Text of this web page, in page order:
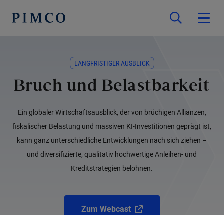
LANGFRISTIGER AUSBLICK
Bruch und Belastbarkeit
Ein globaler Wirtschaftsausblick, der von brüchigen Allianzen,
fiskalischer Belastung und massiven KI-Investitionen geprägt ist,
kann ganz unterschiedliche Entwicklungen nach sich ziehen –
und diversifizierte, qualitativ hochwertige Anleihen- und
Kreditstrategien belohnen.
Zum Webcast